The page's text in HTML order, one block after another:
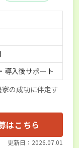
導入後サポート
家の成功に伴走す
はこちら
更新日：2026.07.01